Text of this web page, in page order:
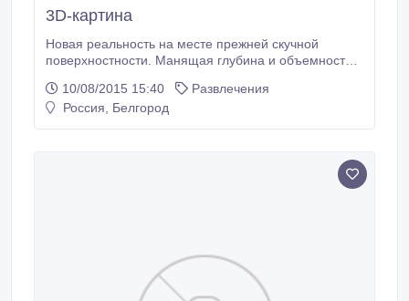
3D-картина
Новая реальность на месте прежней скучной
поверхностности. Манящая глубина и объемность
Ведь мастерам студии Galitsyna Art Group
подвластно раздвигать имеющееся пространство до
10/08/2015 15:40
Развлечения
Россия, Белгород